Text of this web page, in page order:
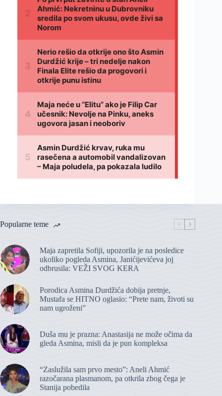
Popularne teme
Maja zapretila Sofiji, upozorila je na posledice
ukoliko pogleda Asmina, Janićijevićeva joj
odbrusila: VEŽI SVOG KERA
Porodica Asmina Durdžića dobija pretnje,
Mustafa se HITNO oglasio: “Prete nam, životi su
nam ugroženi”
Duša mu je prazna: Anastasija ne može očima da
gleda Asmina, misli da je pun kompleksa
“Zaslužila sam prvo mesto”: Aneli Ahmić
razočarana plasmanom, pa otkrila zbog čega je
Stanija pobedila